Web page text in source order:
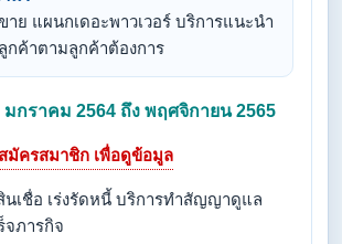
าย แผนกเดอะพาวเวอร์ บริการแนะนำ
กค้าตามลูกค้าต้องการ
มกราคม 2564 ถึง พฤศจิกายน 2565
สมัครสมาชิก เพื่อดูข้อมูล
นเชื่อ เร่งรัดหนี้ บริการทำสัญญาดูแล
จภารกิจ